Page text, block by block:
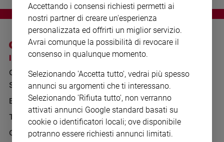
Devozione
del
Santo
del
Società
valori
I SITI SAN PAOLO
GRUPPO EDITORIALE
SAN PAOLO
BENESSERE
TELENOVA
GAZZETTA D'ALBA
NOTE LEGALI
PRIVACY POLICY
INFORMATIVA
WHISTLEBLOWING
SOCIAL
Accettando i consensi richiesti permetti ai
nostri partner di creare un'esperienza
personalizzata ed offrirti un miglior servizio.
Avrai comunque la possibilità di revocare il
consenso in qualunque momento.
Selezionando 'Accetta tutto', vedrai più spesso
annunci su argomenti che ti interessano.
Selezionando 'Rifiuta tutto', non verranno
attivati annunci Google standard basati su
cookie o identificatori locali; ove disponibile
potranno essere richiesti annunci limitati.